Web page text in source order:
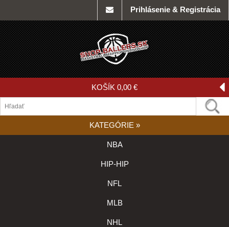
Prihlásenie & Registrácia
KOŠÍK 0,00 €
KATEGÓRIE »
NBA
HIP-HIP
NFL
MLB
NHL